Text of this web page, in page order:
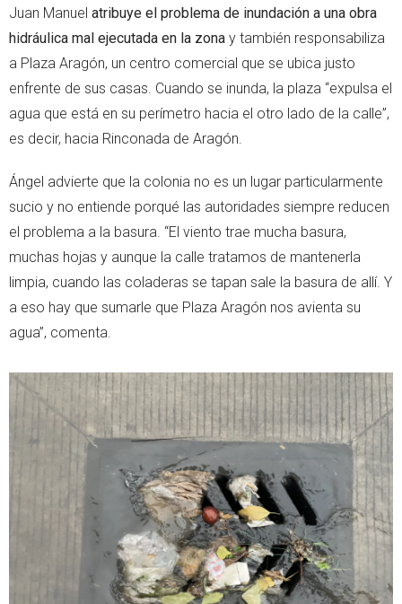
Juan Manuel atribuye el problema de inundación a una obra
hidráulica mal ejecutada en la zona y también responsabiliza
a Plaza Aragón, un centro comercial que se ubica justo
enfrente de sus casas. Cuando se inunda, la plaza “expulsa el
agua que está en su perímetro hacia el otro lado de la calle”,
es decir, hacia Rinconada de Aragón.
Ángel advierte que la colonia no es un lugar particularmente
sucio y no entiende porqué las autoridades siempre reducen
el problema a la basura. “El viento trae mucha basura,
muchas hojas y aunque la calle tratamos de mantenerla
limpia, cuando las coladeras se tapan sale la basura de allí. Y
a eso hay que sumarle que Plaza Aragón nos avienta su
agua”, comenta.